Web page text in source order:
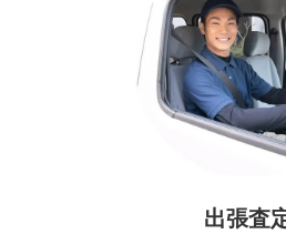
出張査